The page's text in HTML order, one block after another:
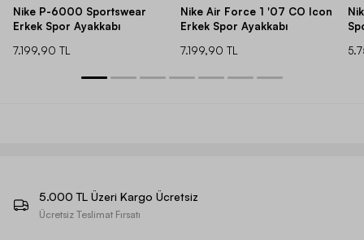
Nike P-6000 Sportswear
Erkek Spor Ayakkabı
7.199,90 TL
Nike Air Force 1 '07 CO Icon
Erkek Spor Ayakkabı
7.199,90 TL
5.000 TL Üzeri Kargo Ücretsiz
Ücretsiz Teslimat Fırsatı